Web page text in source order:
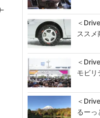
＜
スス
＜
モビ
＜
るーっ